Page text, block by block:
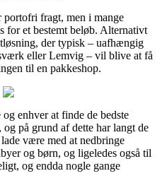
fragt, men i mange
et bestemt beløb. Alternativt
der typisk – uafhængig
eller Lemvig – vil blive at få
til en pakkeshop.
enhver at finde de bedste
på grund af dette har langt de
være med at nedbringe
og børn, og ligeledes også til
og endda nogle gange